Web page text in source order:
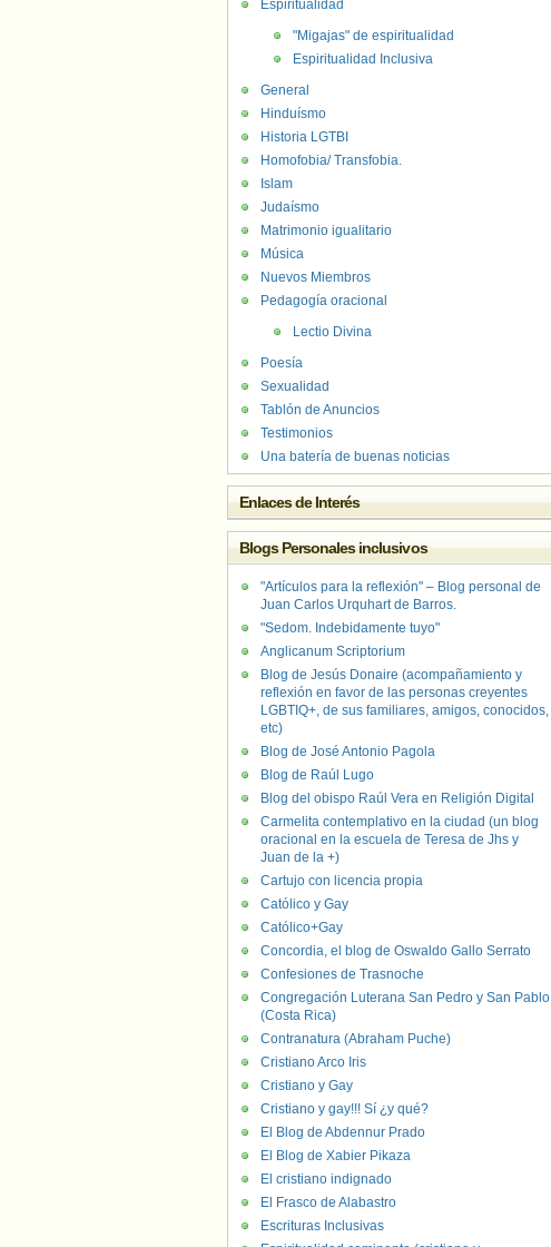
Espiritualidad
"Migajas" de espiritualidad
Espiritualidad Inclusiva
General
Hinduísmo
Historia LGTBI
Homofobia/ Transfobia.
Islam
Judaísmo
Matrimonio igualitario
Música
Nuevos Miembros
Pedagogía oracional
Lectio Divina
Poesía
Sexualidad
Tablón de Anuncios
Testimonios
Una batería de buenas noticias
Enlaces de Interés
Blogs Personales inclusivos
"Artículos para la reflexión" – Blog personal de
Juan Carlos Urquhart de Barros.
"Sedom. Indebidamente tuyo"
Anglicanum Scriptorium
Blog de Jesús Donaire (acompañamiento y
reflexión en favor de las personas creyentes
LGBTIQ+, de sus familiares, amigos, conocidos,
etc)
Blog de José Antonio Pagola
Blog de Raúl Lugo
Blog del obispo Raúl Vera en Religión Digital
Carmelita contemplativo en la ciudad (un blog
oracional en la escuela de Teresa de Jhs y
Juan de la +)
Cartujo con licencia propia
Católico y Gay
Católico+Gay
Concordia, el blog de Oswaldo Gallo Serrato
Confesiones de Trasnoche
Congregación Luterana San Pedro y San Pablo
(Costa Rica)
Contranatura (Abraham Puche)
Cristiano Arco Iris
Cristiano y Gay
Cristiano y gay!!! Sí ¿y qué?
El Blog de Abdennur Prado
El Blog de Xabier Pikaza
El cristiano indignado
El Frasco de Alabastro
Escrituras Inclusivas